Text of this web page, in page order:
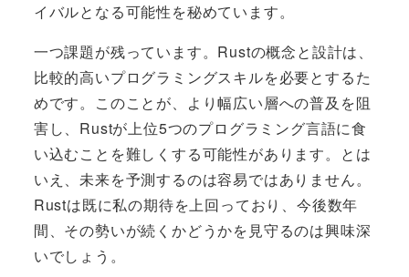
イバルとなる可能性を秘めています。
一つ課題が残っています。Rustの概念と設計は、
比較的高いプログラミングスキルを必要とするた
めです。このことが、より幅広い層への普及を阻
害し、Rustが上位5つのプログラミング言語に食
い込むことを難しくする可能性があります。とは
いえ、未来を予測するのは容易ではありません。
Rustは既に私の期待を上回っており、今後数年
間、その勢いが続くかどうかを見守るのは興味深
いでしょう。